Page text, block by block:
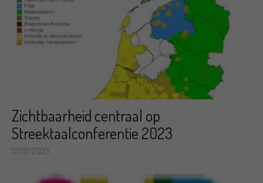
Zichtbaarheid centraal op
Streektaalconferentie 2023
17/07/2023